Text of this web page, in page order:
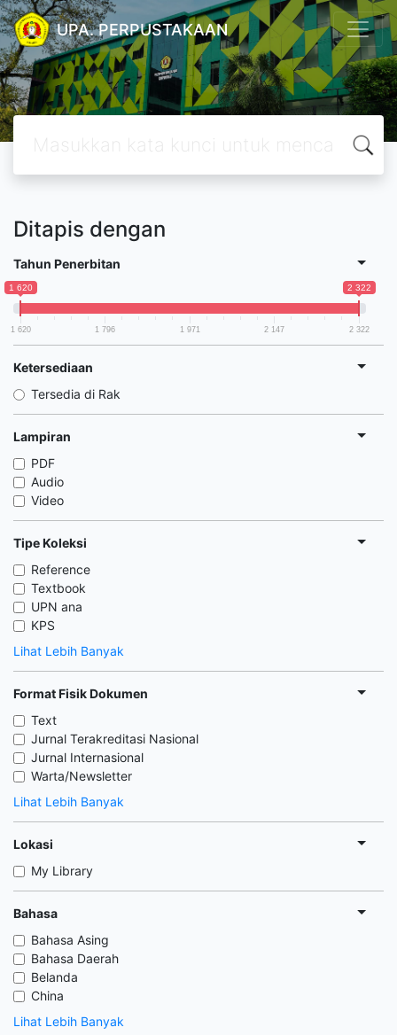
UPA. PERPUSTAKAAN
Ditapis dengan
Tahun Penerbitan
1 620 2 322
1 620 1 796 1 971 2 147 2 322
Ketersediaan
Tersedia di Rak
Lampiran
PDF
Audio
Video
Tipe Koleksi
Reference
Textbook
UPN ana
KPS
Lihat Lebih Banyak
Format Fisik Dokumen
Text
Jurnal Terakreditasi Nasional
Jurnal Internasional
Warta/Newsletter
Lihat Lebih Banyak
Lokasi
My Library
Bahasa
Bahasa Asing
Bahasa Daerah
Belanda
China
Lihat Lebih Banyak